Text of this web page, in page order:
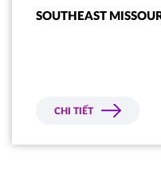
SOUTHEAST
CHI TIẾT